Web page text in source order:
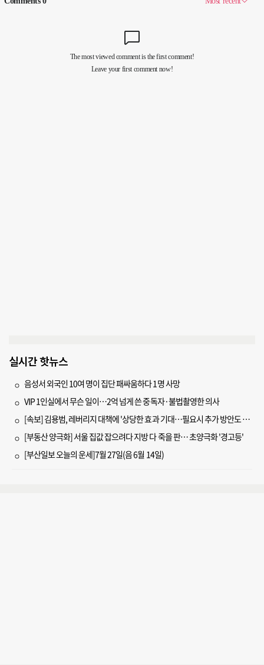
실시간 핫뉴스
음성서 외국인 10여 명이 집단 패싸움하다 1명 사망
VIP 1인실에서 무슨 일이…2억 넘게 쓴 중독자·불법촬영한 의사
[속보] 김용범, 레버리지 대책에 '상당한 효과 기대…필요시 추가 방안도 검토'
[부동산 양극화] 서울 집값 잡으려다 지방 다 죽을 판… 초양극화 '경고등'
[부산일보 오늘의 운세]7월 27일(음 6월 14일)